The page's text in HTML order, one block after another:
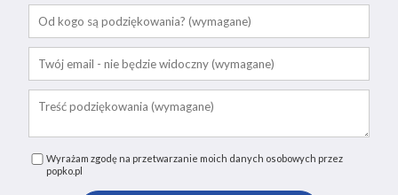
Wyrażam zgodę na przetwarzanie moich danych osobowych przez
popko.pl